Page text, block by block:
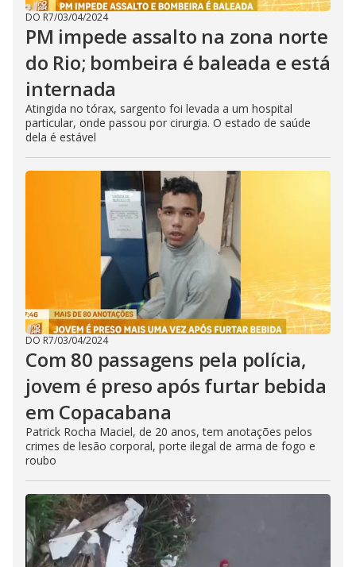
DO R7/03/04/2024
PM impede assalto na zona norte
do Rio; bombeira é baleada e está
internada
Atingida no tórax, sargento foi levada a um hospital
particular, onde passou por cirurgia. O estado de saúde
dela é estável
DO R7/03/04/2024
Com 80 passagens pela polícia,
jovem é preso após furtar bebida
em Copacabana
Patrick Rocha Maciel, de 20 anos, tem anotações pelos
crimes de lesão corporal, porte ilegal de arma de fogo e
roubo